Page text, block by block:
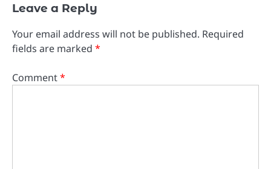
Leave a Reply
Your email address will not be published. Required
fields are marked *
Comment*